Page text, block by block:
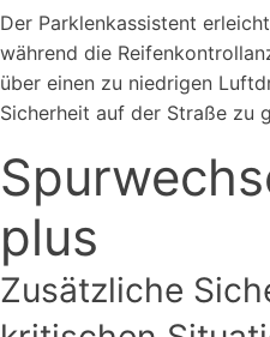
Der Parklenkassistent
während die
über einen zu niedrigen
Sicherheit auf der Straße zu
plus
Zusätzliche